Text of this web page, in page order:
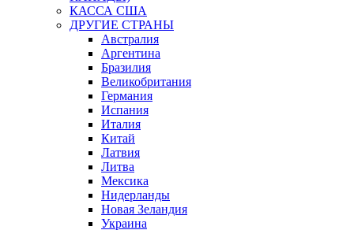
КАССА США
ДРУГИЕ СТРАНЫ
Австралия
Аргентина
Бразилия
Великобритания
Германия
Испания
Италия
Китай
Латвия
Литва
Мексика
Нидерланды
Новая Зеландия
Украина